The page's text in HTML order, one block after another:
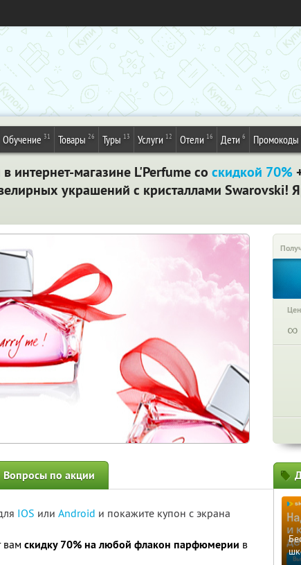
Обучение 31 Товары 26 Туры 13 Услуги 12 Отели 16 Дети 6 Промокоды
магазине L'Perfume со скидкой 70%
украшений с кристаллами Swarovski!
∞
Вопросы по акции
IOS или Android и покажите купон с экрана
вам скидку 70% на любой флакон парфюмерии в